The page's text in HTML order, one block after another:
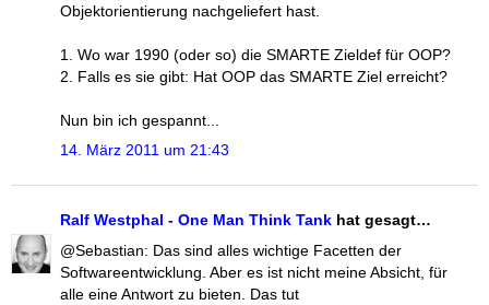
Objektorientierung nachgeliefert hast.
1. Wo war 1990 (oder so) die SMARTE Zieldef für OOP?
2. Falls es sie gibt: Hat OOP das SMARTE Ziel erreicht?
Nun bin ich gespannt...
14. März 2011 um 21:43
Ralf Westphal - One Man Think Tank hat gesagt…
@Sebastian: Das sind alles wichtige Facetten der
Softwareentwicklung. Aber es ist nicht meine Absicht, für
alle eine Antwort zu bieten. Das tut